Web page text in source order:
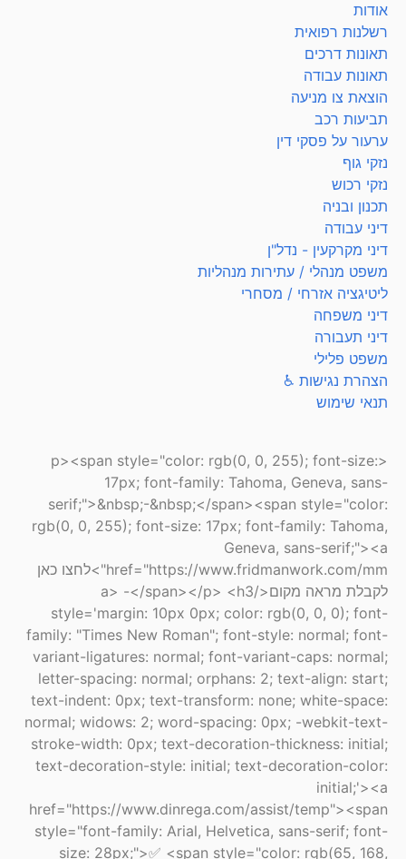
אודות
רשלנות רפואית
תאונות דרכים
תאונות עבודה
הוצאת צו מניעה
תביעות רכב
ערעור על פסקי דין
נזקי גוף
נזקי רכוש
תכנון ובניה
דיני עבודה
דיני מקרקעין - נדל"ן
משפט מנהלי / עתירות מנהליות
ליטיגציה אזרחי / מסחרי
דיני משפחה
דיני תעבורה
משפט פלילי
הצהרת נגישות ♿
תנאי שימוש
<p><span style="color: rgb(0, 0, 255); font-size:
17px; font-family: Tahoma, Geneva, sans-
serif;">&nbsp;-&nbsp;</span><span style="color:
rgb(0, 0, 255); font-size: 17px; font-family: Tahoma,
Geneva, sans-serif;"><a
href="https://www.fridmanwork.com/mm">לחצו כאן
לקבלת מראה מקום</a> -</span></p> <h3
style='margin: 10px 0px; color: rgb(0, 0, 0); font-
family: "Times New Roman"; font-style: normal; font-
variant-ligatures: normal; font-variant-caps: normal;
letter-spacing: normal; orphans: 2; text-align: start;
text-indent: 0px; text-transform: none; white-space:
normal; widows: 2; word-spacing: 0px; -webkit-text-
stroke-width: 0px; text-decoration-thickness: initial;
text-decoration-style: initial; text-decoration-color:
initial;'><a
href="https://www.dinrega.com/assist/temp"><span
style="font-family: Arial, Helvetica, sans-serif; font-
size: 28px;">✅ <span style="color: rgb(65, 168,